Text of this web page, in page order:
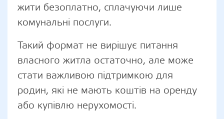
жити безоплатно, сплачуючи лише
комунальні послуги.
Такий формат не вирішує питання
власного житла остаточно, але може
стати важливою підтримкою для
родин, які не мають коштів на оренду
або купівлю нерухомості.